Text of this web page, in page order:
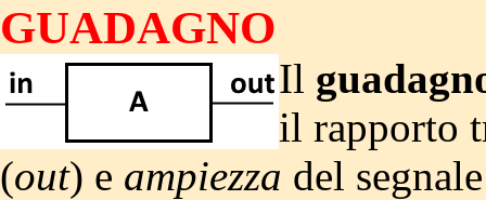
GUADAGNO
Il
il rapporto
(out) e ampiezza del